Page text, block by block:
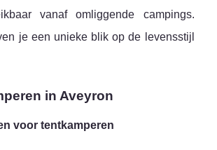
vanaf omliggende campings.
je een unieke blik op de levensstijl
in Aveyron
voor tentkamperen